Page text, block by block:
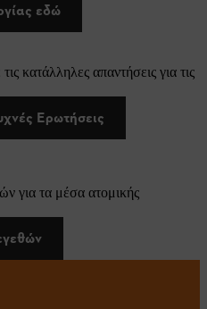
εδώ
κατάλληλες απαντήσεις για τις
Ερωτήσεις
για τα μέσα ατομικής